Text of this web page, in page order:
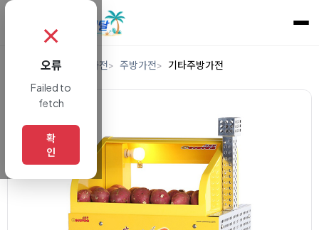
렌탈 디지털/가전 주방가전 기타주방가전
✗
오류
Failed to
fetch
확
인